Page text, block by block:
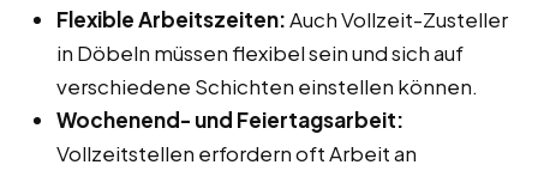
Flexible Arbeitszeiten:Auch Vollzeit-Zusteller
in Döbeln müssen flexibel sein und sich auf
verschiedene Schichten einstellen können.
Wochenend- und Feiertagsarbeit:
Vollzeitstellen erfordern oft Arbeit an